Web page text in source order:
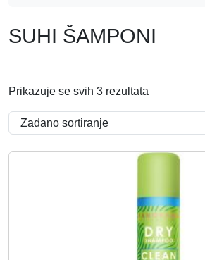
SUHI ŠAMPONI
Prikazuje se svih 3 rezultata